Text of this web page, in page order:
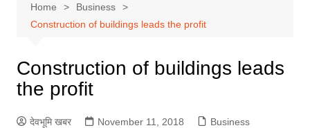
Home
Business
Construction of buildings leads the profit
Construction of buildings leads
the profit
देवभूमि खबर November 11, 2018 Business